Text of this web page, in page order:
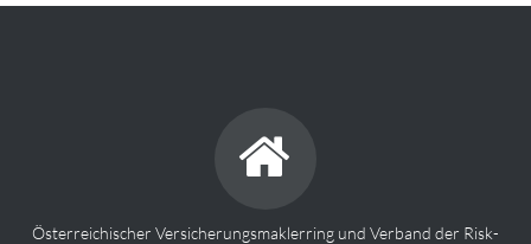
Österreichischer Versicherungsmaklerring und Verband der Risk-